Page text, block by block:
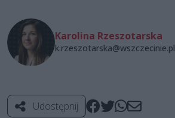
Karolina Rzeszotarska
k.rzeszotarska@wszczecinie.pl
Udostępnij